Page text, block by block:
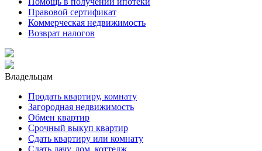
Правовой сертификат
Коммерческая недвижимость
Возврат налогов
Владельцам
Продать квартиру, комнату
Загородная недвижимость
Обмен квартир
Срочный выкуп квартир
Сдать квартиру или комнату
Сдать дачу, дом, коттедж